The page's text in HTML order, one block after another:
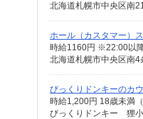
北海道札幌市中央区南
ホール（カスタマー）
北海道札幌市中央区南4
びっくりドンキーのカ
びっくりドンキー 狸